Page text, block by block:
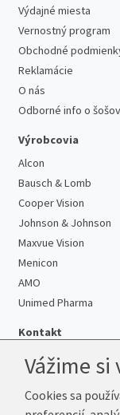
Výdajné miesta
Vernostný program
Obchodné
Reklamácie
O nás
Odborné info o
Výrobcovia
Alcon
Bausch & Lomb
Cooper Vision
Johnson & Johnson
Maxvue Vision
Menicon
AMO
Unimed Pharma
Kontakt
Telefón:+421 222 205
Vážime si
Cookies sa